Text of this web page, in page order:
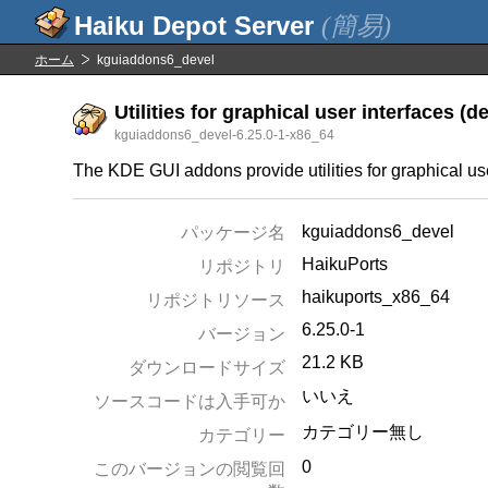
(簡易)
ホーム kguiaddons6_devel
Utilities for graphical user interfaces
kguiaddons6_devel-6.25.0-1-x86_64
The KDE GUI addons provide utilities for graphical
パッケージ名
kguiaddons6_devel
リポジトリ
HaikuPorts
リポジトリソース
haikuports_x86_64
バージョン
6.25.0-1
ダウンロードサイズ 21.2 KB
ソースコードは入手可か いいえ
カテゴリー
カテゴリー無し
このバージョンの閲覧回
0